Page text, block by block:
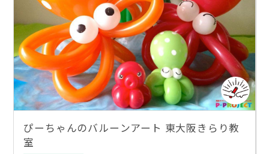
ぴーちゃんのバルーンアート 東大阪きらり教
室